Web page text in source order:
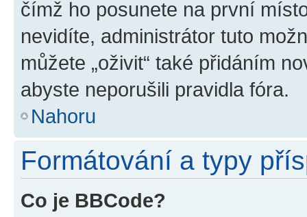
čímž ho posunete na první
nevidíte, administrátor tuto
můžete „oživit“ také přidáním
abyste neporušili pravidla fóra.
Nahoru
Formátování a typy
Co je BBCode?